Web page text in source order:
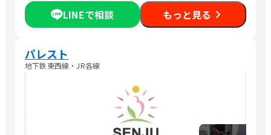
LINEで相談 もっと見る
パレスト
地下鉄東西線・JR各線